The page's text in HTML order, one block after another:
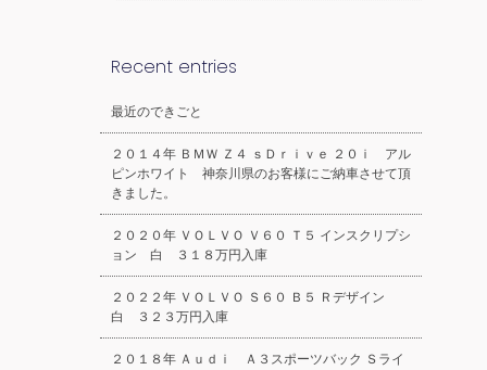
Recent entries
最近のできごと
２０１４年 ＢＭＷ Ｚ４ ｓＤｒｉｖｅ ２０ｉ アル
ピンホワイト 神奈川県のお客様にご納車させて頂
きました。
２０２０年 ＶＯＬＶＯ Ｖ６０ Ｔ５ インスクリプシ
ョン 白 ３１８万円入庫
２０２２年 ＶＯＬＶＯ Ｓ６０ Ｂ５ Ｒデザイン
白 ３２３万円入庫
２０１８年 Ａｕｄｉ Ａ３スポーツバック Ｓライ